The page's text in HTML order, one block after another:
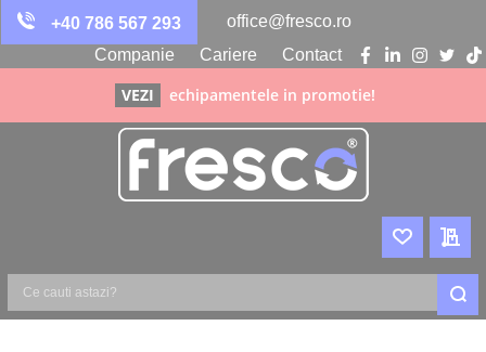
+40 786 567 293
office@fresco.ro
Companie
Cariere Contact
facebook
linkedin
VEZI echipamentele in promotie!
WISHLIST
Ce